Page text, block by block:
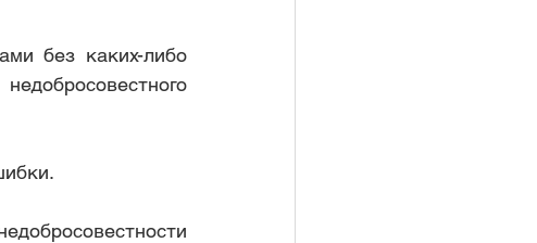
без каких-либо